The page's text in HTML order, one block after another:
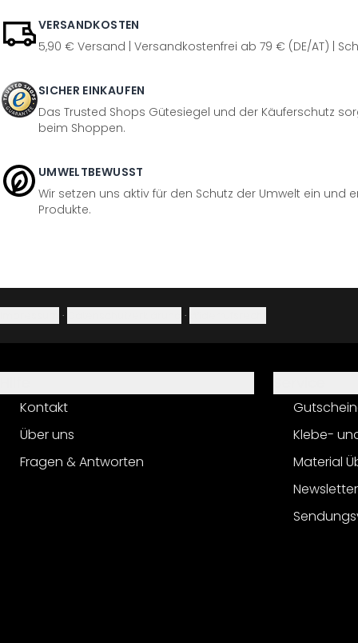
VERSANDKOSTEN
5,90 € Versand | Versandkostenfrei ab 79 € (DE/AT) |
SICHER EINKAUFEN
Das Trusted Shops Gütesiegel und der Käuferschutz
beim Shoppen.
UMWELTBEWUSST
Wir setzen uns aktiv für den Schutz der Umwelt ein und
Produkte.
· ·
Kontakt
Über uns
Fragen & Antworten
Klebe-
Material